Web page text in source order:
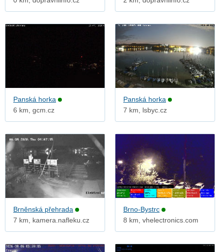
Panská horka
6 km, gcm.cz
Panská horka
7 km, lsbyc.cz
Brněnská přehrada
7 km, kamera.nafleku.cz
Brno-Bystrc
8 km, vhelectronics.com